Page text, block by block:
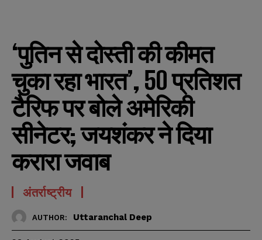
‘पुतिन से दोस्ती की कीमत
चुका रहा भारत’, 50 प्रतिशत
टैरिफ पर बोले अमेरिकी
सीनेटर; जयशंकर ने दिया
करारा जवाब
अंतर्राष्ट्रीय
AUTHOR: Uttaranchal Deep